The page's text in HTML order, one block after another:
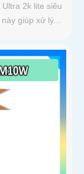
2k lite siêu
giúp xử lý...